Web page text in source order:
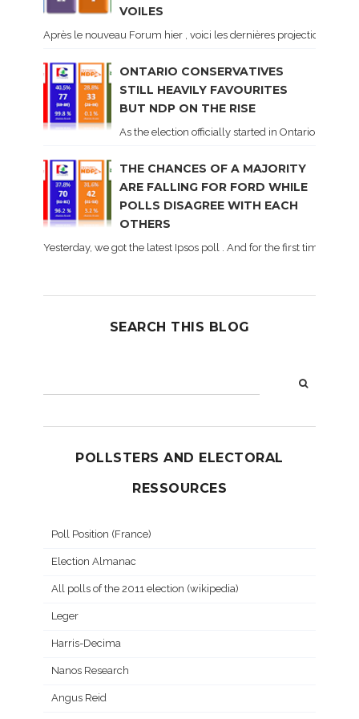
VOILES
Après le nouveau Forum hier , voici les dernières projections
ONTARIO CONSERVATIVES
STILL HEAVILY FAVOURITES
BUT NDP ON THE RISE
As the election officially started in Ontario, some
THE CHANCES OF A MAJORITY
ARE FALLING FOR FORD WHILE
POLLS DISAGREE WITH EACH
OTHERS
Yesterday, we got the latest Ipsos poll . And for the first time
SEARCH THIS BLOG
POLLSTERS AND ELECTORAL
RESSOURCES
Poll Position (France)
Election Almanac
All polls of the 2011 election (wikipedia)
Leger
Harris-Decima
Nanos Research
Angus Reid